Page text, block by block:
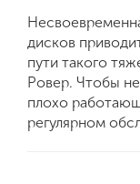
дисков
пути такого
Ровер. Чтобы
плохо
регулярном